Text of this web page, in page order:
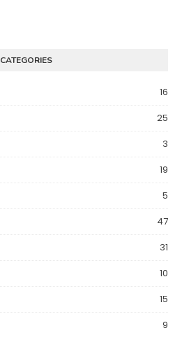
CATEGORIES
16
25
3
19
5
47
31
10
15
9